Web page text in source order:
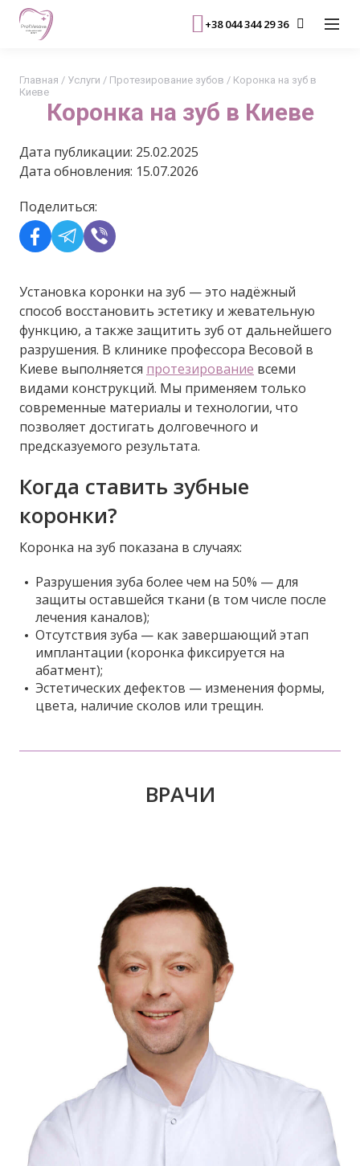
+38 044 344 29 36
Коронка на зуб в Киеве
Главная / Услуги / Протезирование зубов / Коронка на зуб в
Киеве
Дата публикации: 25.02.2025
Дата обновления: 15.07.2026
Поделиться:
Установка коронки на зуб — это надёжный
способ восстановить эстетику и жевательную
функцию, а также защитить зуб от дальнейшего
разрушения. В клинике профессора Весовой в
Киеве выполняется протезирование всеми
видами конструкций. Мы применяем только
современные материалы и технологии, что
позволяет достигать долговечного и
предсказуемого результата.
Когда ставить зубные
коронки?
Коронка на зуб показана в случаях:
Разрушения зуба более чем на 50% — для
защиты оставшейся ткани (в том числе после
лечения каналов);
Отсутствия зуба — как завершающий этап
имплантации (коронка фиксируется на
абатмент);
Эстетических дефектов — изменения формы,
цвета, наличие сколов или трещин.
ВРАЧИ